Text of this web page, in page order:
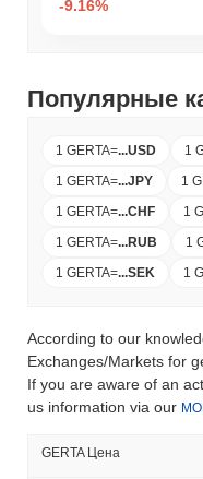
-9.16%
Популярные
1 GERTA=...USD 1
1 GERTA=...JPY 1
1 GERTA=...CHF 1
1 GERTA=...RUB 1
1 GERTA=...SEK 1
According to our
Exchanges/Markets for
If you are aware of an
us information via our
GERTA Цена